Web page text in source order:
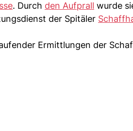
. Durch den Aufprall wurde
der Spitäler
Ermittlungen der